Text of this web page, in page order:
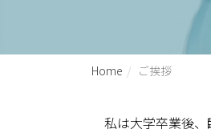
Home ご挨拶
私は大学卒業後、